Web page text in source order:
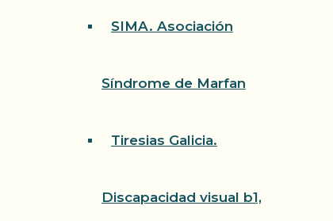
SIMA. Asociación
Síndrome de Marfan
Tiresias Galicia.
Discapacidad visual b1,